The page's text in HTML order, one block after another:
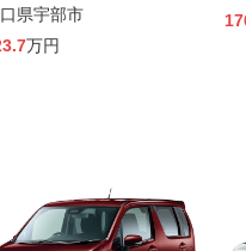
県宇部市
万円